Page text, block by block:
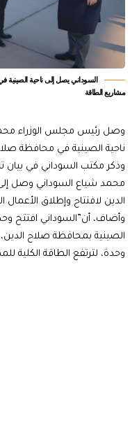
السوداني يصل إلى ناحية الصينية
مشاريع الطاقة
وصل رئيس مجلس الوزراء
ناحية الصينية في محافظة
وذكر مكتب السوداني في بيان
محمد شياع السوداني وصل
الدين لافتتاح وإطلاق
وأضاف، أن”السوداني افتتح
وحدة، لترتفع الطاقة الكلية للمصفى إلى(50)